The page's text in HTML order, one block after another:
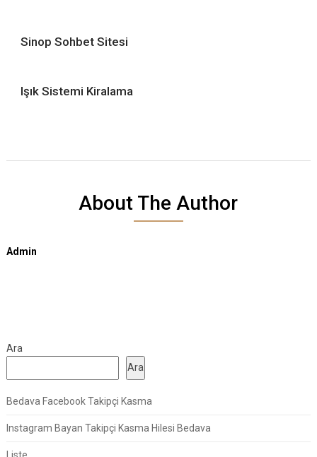
Sinop Sohbet Sitesi
Işık Sistemi Kiralama
About The Author
Admin
Ara
Ara
Bedava Facebook Takipçi Kasma
Instagram Bayan Takipçi Kasma Hilesi Bedava